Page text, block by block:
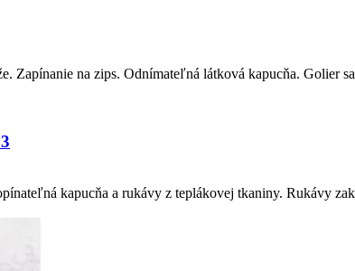
Zapínanie na zips. Odnímateľná látková kapucňa.
kapucňa a rukávy z teplákovej tkaniny. Rukávy